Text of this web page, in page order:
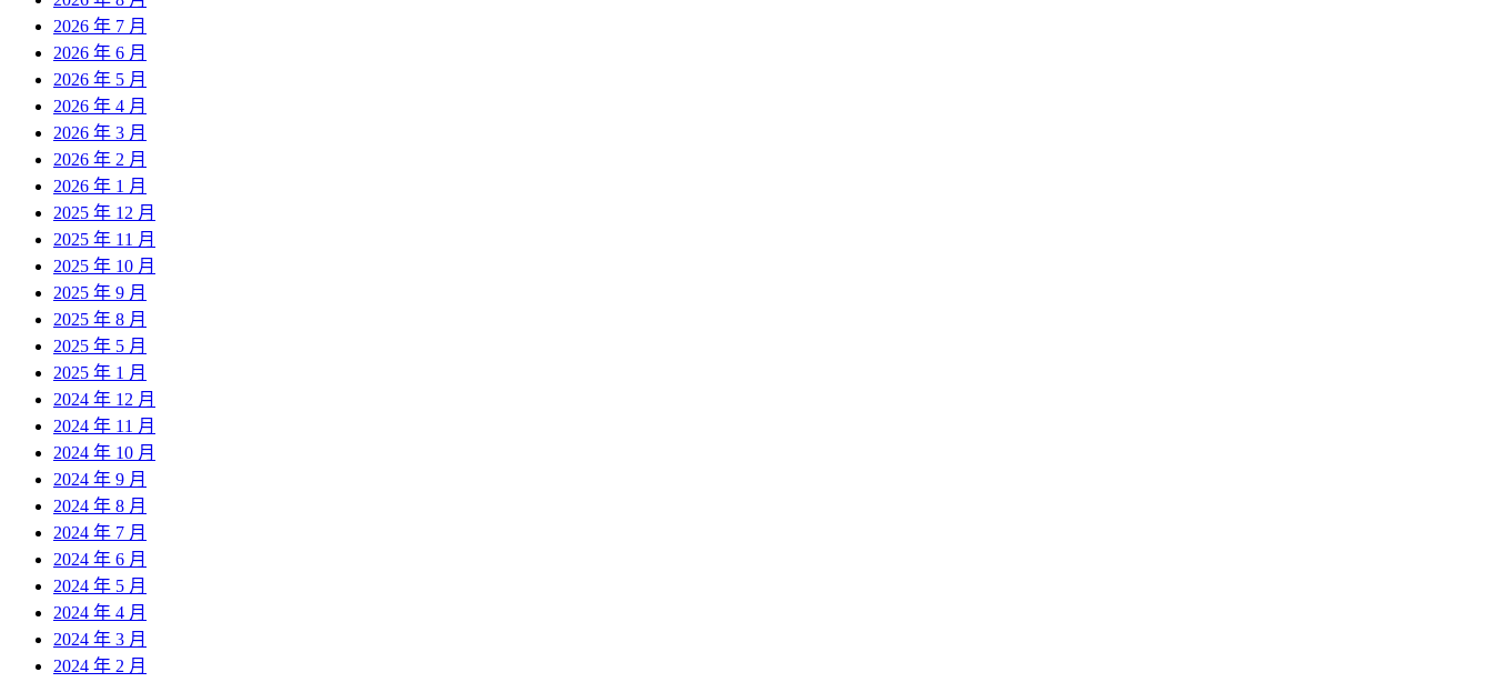
2026 年 7 月
2026 年 6 月
2026 年 5 月
2026 年 4 月
2026 年 3 月
2026 年 2 月
2026 年 1 月
2025 年 12 月
2025 年 11 月
2025 年 10 月
2025 年 9 月
2025 年 8 月
2025 年 5 月
2025 年 1 月
2024 年 12 月
2024 年 11 月
2024 年 10 月
2024 年 9 月
2024 年 8 月
2024 年 7 月
2024 年 6 月
2024 年 5 月
2024 年 4 月
2024 年 3 月
2024 年 2 月